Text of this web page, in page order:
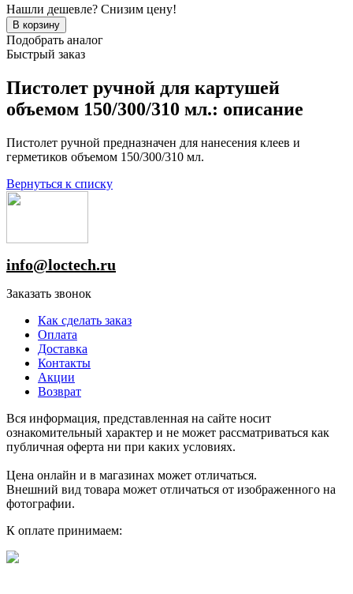
Нашли дешевле? Снизим цену!
Подобрать аналог
Быстрый заказ
Пистолет ручной для картушей
объемом 150/300/310 мл.: описание
Пистолет ручной предназначен для нанесения клеев и
герметиков объемом 150/300/310 мл.
Вернуться к списку
info@loctech.ru
Заказать звонок
Как сделать заказ
Оплата
Доставка
Контакты
Акции
Возврат
Вся информация, представленная на сайте носит
ознакомительный характер и не может рассматриваться как
публичная оферта ни при каких условиях.
Цена онлайн и в магазинах может отличаться.
Внешний вид товара может отличаться от изображенного на
фотографии.
К оплате принимаем: